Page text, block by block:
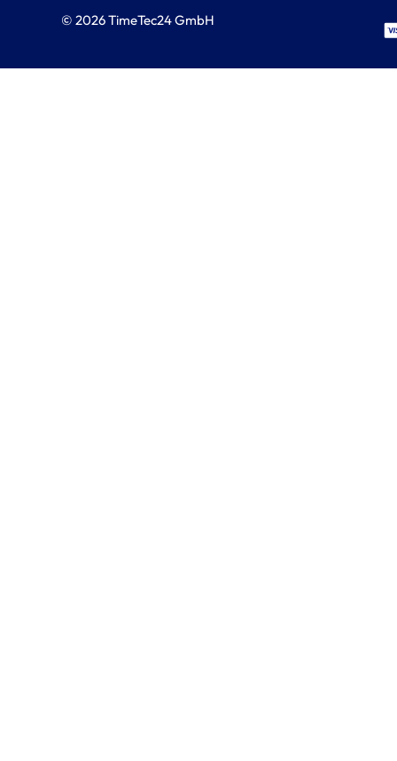
© 2026 TimeTec24 GmbH